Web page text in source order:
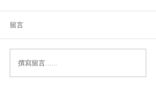
留言
撰寫留言......